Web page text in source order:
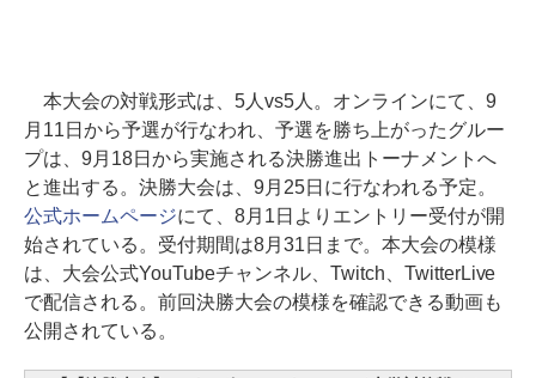
本大会の対戦形式は、5人vs5人。オンラインにて、9
月11日から予選が行なわれ、予選を勝ち上がったグルー
プは、9月18日から実施される決勝進出トーナメントへ
と進出する。決勝大会は、9月25日に行なわれる予定。
公式ホームページにて、8月1日よりエントリー受付が開
始されている。受付期間は8月31日まで。本大会の模様
は、大会公式YouTubeチャンネル、Twitch、TwitterLive
で配信される。前回決勝大会の模様を確認できる動画も
公開されている。